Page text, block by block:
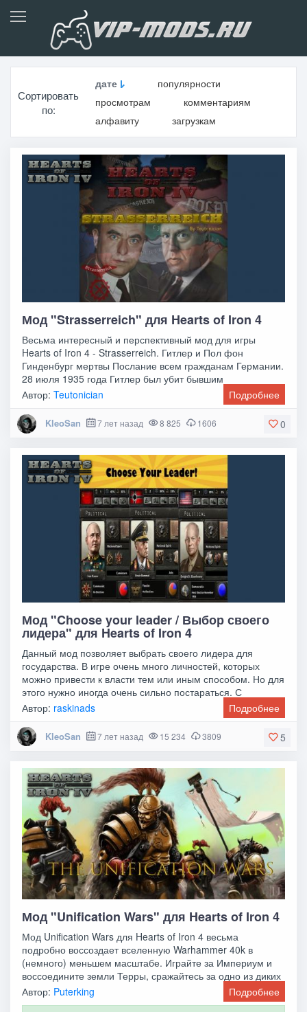
Сортировать
по:
дате
популярности
просмотрам
комментариям
алфавиту
загрузкам
Мод "Strasserreich" для Hearts of Iron 4
Весьма интересный и перспективный мод для игры
Hearts of Iron 4 - Strasserreich. Гитлер и Пол фон
Гинденбург мертвы Послание всем гражданам Германии.
28 июля 1935 года Гитлер был убит бывшим
Автор:Teutonician Подробнее
0
KleoSan 7 лет назад 8 825 1606
Мод "Choose your leader / Выбор своего
лидера" для Hearts of Iron 4
Данный мод позволяет выбрать своего лидера для
государства. В игре очень много личностей, которых
можно привести к власти тем или иным способом. Но для
этого нужно иногда очень сильно постараться. С
Автор: raskinads Подробнее
5
KleoSan 7 лет назад 15 234 3809
Мод "Unification Wars" для Hearts of Iron 4
Мод Unification Wars для Hearts of Iron 4 весьма
подробно воссоздает вселенную Warhammer 40k в
(немного) меньшем масштабе. Играйте за Империум и
воссоедините земли Терры, сражайтесь за одно из диких
Автор: Puterking Подробнее